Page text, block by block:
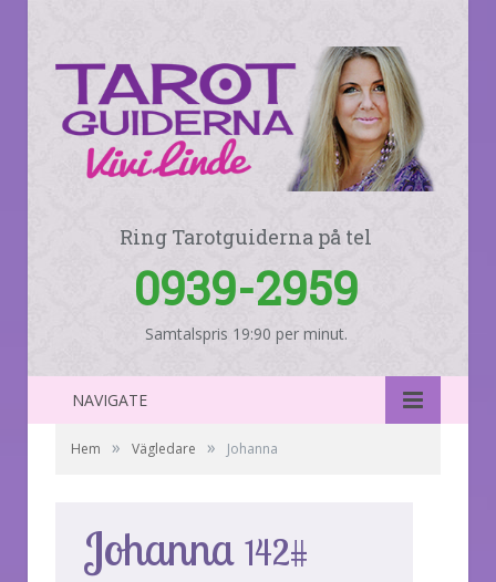
Ring Tarotguiderna på tel
0939-2959
Samtalspris 19:90 per minut.
NAVIGATE
Hem » Vägledare » Johanna
Johanna 142#